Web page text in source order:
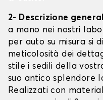
2- Descrizione
a mano nei nostri
per auto su misura si
meticolosità dei
stile i sedili della
suo antico splendore
Realizzati con